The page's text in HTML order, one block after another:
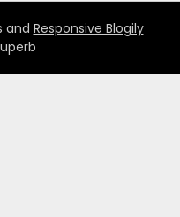
and Responsive Blogily